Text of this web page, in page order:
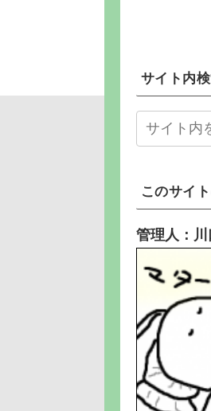
サイト内
このサイ
管理人：